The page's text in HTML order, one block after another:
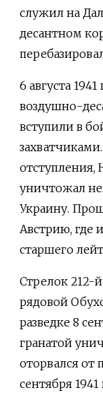
служил на
десантном
6 августа
воздушно-
вступили в
отступления,
уничтожал
Украину.
Австрию, где
старшего
Стрелок 212-
рядовой
разведке 8
гранатой
оторвался от
сентября